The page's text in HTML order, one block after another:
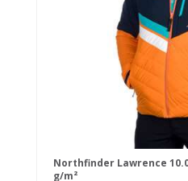
Northfinder Lawrence
g/m²